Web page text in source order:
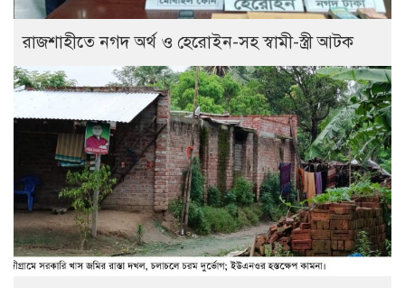
রাজশাহীতে নগদ অর্থ ও হেরোইন-সহ স্বামী-স্ত্রী আটক